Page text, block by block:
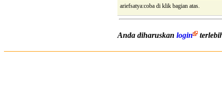
ariefsatya:coba di klik bagian atas.
Anda diharuskan login